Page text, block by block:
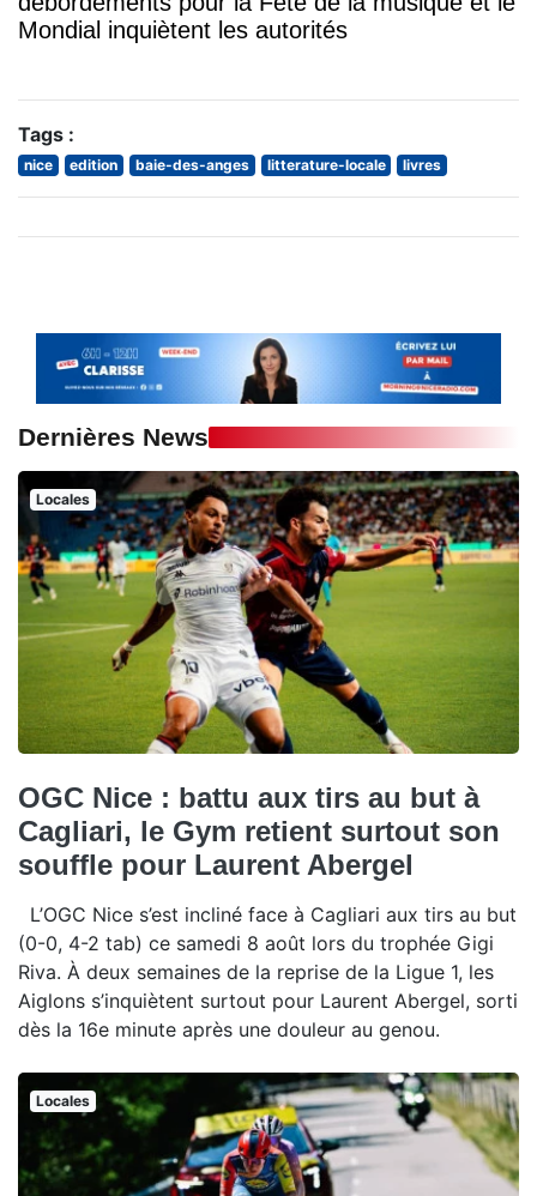
Mondial inquiètent les autorités
Tags :
nice edition baie-des-anges litterature-locale livres
Dernières News
Locales
OGC Nice : battu aux tirs au but à
Cagliari, le Gym retient surtout son
souffle pour Laurent Abergel
L’OGC Nice s’est incliné face à Cagliari aux tirs au but
(0-0, 4-2 tab) ce samedi 8 août lors du trophée Gigi
Riva. À deux semaines de la reprise de la Ligue 1, les
Aiglons s’inquiètent surtout pour Laurent Abergel, sorti
dès la 16e minute après une douleur au genou.
Locales